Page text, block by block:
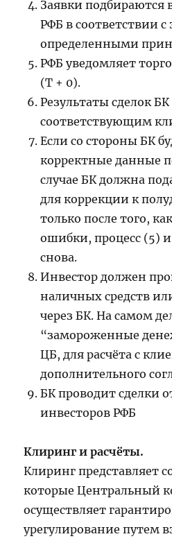
Заявки подбираются
РФБ в соответствии с
определенными
РФБ уведомляет
(T + 0).
Результаты сделок
соответствующим
Если со стороны БК
корректные данные
случае БК должна
для коррекции к
только после того,
ошибки, процесс (5)
снова.
Инвестор должен
наличных средств
через БК. На самом
“замороженные
ЦБ, для расчёта с
дополнительного
БК проводит сделки
инвесторов РФБ
Клиринг и расчёты.
Клиринг представляет
которые Центральный
осуществляет
урегулирование путем